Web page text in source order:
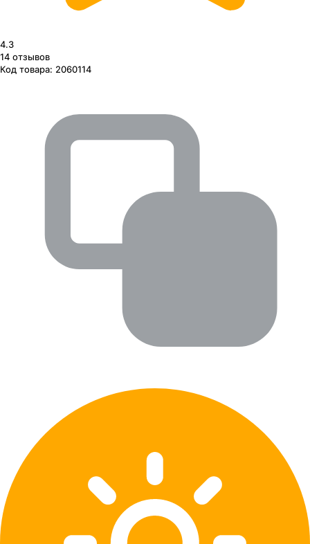
4.3
14 отзывов
Код товара: 2060114